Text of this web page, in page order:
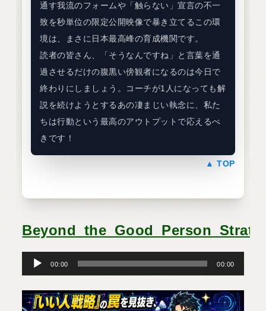
通す我流のフォームや「触らない」宣言の不一
致を秒単位の限定公開映像で暴き立てるこの環
境は、まさに日本最高峰の育成機関です。
読者の皆さん、「そうなんですね」と言葉を通
過させるだけの腹黒い傍観者になるのは今日で
終わりにしましょう。コーチが1人になっても解
説を続けようとするあの凄まじい執念に、私た
ちは行動という最高のアウトプットで応えるべ
きです！
▲ TOP
プ
ー
ー
00:00 00:00